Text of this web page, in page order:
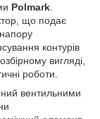
Polmark
що подає
контурів
вигляді,
роботи.
вентильними